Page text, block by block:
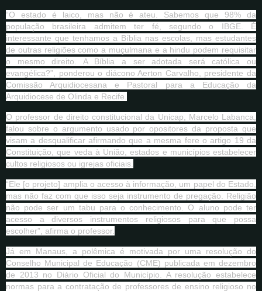
“O estado é laico, mas não é ateu. Sabemos que 98% da
população brasileira admitem ter fé, segundo o IBGE. É
interessante que tenhamos a Bíblia nas escolas, mas estudantes
de outras religiões como a muçulmana e a hindu podem requisitar
o mesmo direito. A Bíblia a ser adotada será católica ou
evangélica?”, ponderou o diácono Aerton Carvalho, presidente da
Comissão Arquidiocesana e Pastoral para a Educação da
Arquidiocese de Olinda e Recife.
O professor de direito constitucional da Unicap, Marcelo Labanca,
falou sobre o argumento usado por opositores da proposta que
visam a desqualificar afirmando que a mesma fere o artigo 19 da
Constituição, que veda à União, estados e municípios estabelecer
cultos religiosos ou igrejas oficiais.
“Ele [o projeto] amplia o acesso à informação, um papel do Estado,
mas não faz com que isso seja instrumento de pregação. Religião
não pode ser um tabu para o conhecimento. O aluno pode ter
acesso a diversos instrumentos religiosos para que possa
escolher”, afirma o professor.
Já em Manaus, a polêmica é motivada por uma resolução do
Conselho Municipal de Educação (CME) publicada em dezembro
de 2013 no Diário Oficial do Município. A resolução estabelece
normas para a contratação de professores de ensino religioso no